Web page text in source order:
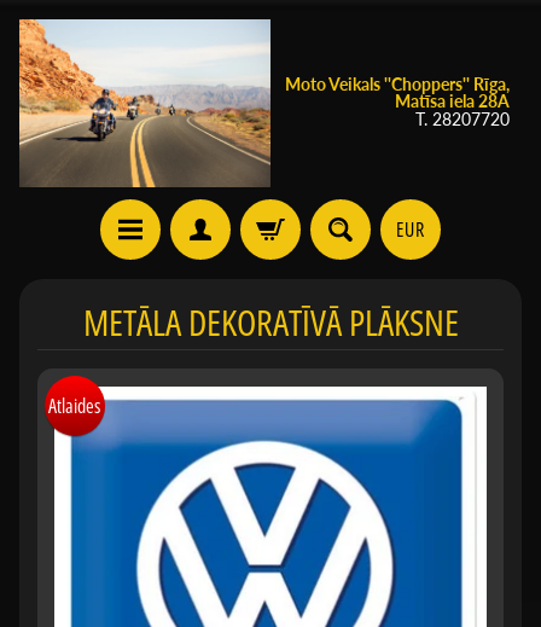
Moto Veikals ''Choppers'' Rīga,
Matīsa iela 28A
T. 28207720
EUR
METĀLA DEKORATĪVĀ PLĀKSNE
Atlaides